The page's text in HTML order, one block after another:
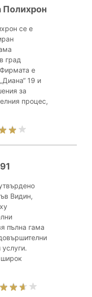
Полихрон
се е
град
е
19 и
за
процес,
Видин,
пълна гама